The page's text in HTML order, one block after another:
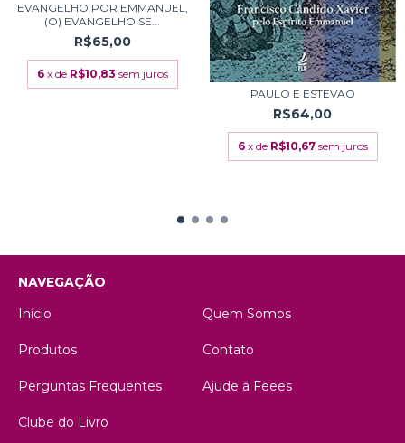
EVANGELHO POR EMMANUEL,
(O) EVANGELHO SE...
R$65,00
6 x de R$10,83 sem juros
PAULO E ESTEVAO
R$64,00
6 x de R$10,67 sem juros
NAVEGAÇÃO
Início
Quem Somos
Produtos Contato
Perguntas Frequentes Ajude a Feees
Clube do Livro